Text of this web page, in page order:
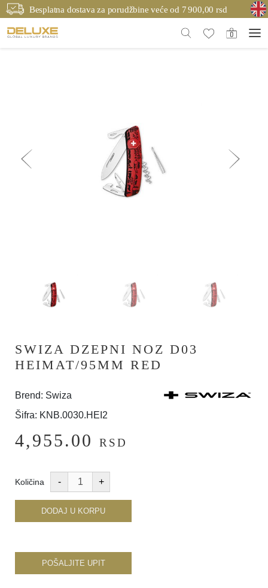
Besplatna dostava za porudžbine veće od 7 900,00 rsd
SWIZA DZEPNI NOZ D03
HEIMAT/95MM RED
Brend: Swiza
Šifra: KNB.0030.HEI2
4,955.00 RSD
Količina
DODAJ U KORPU
POŠALJITE UPIT